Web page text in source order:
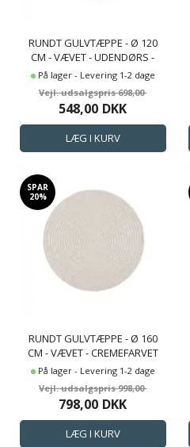
RUNDT GULVTÆPPE - Ø 120
CM - VÆVET - UDENDØRS -
KENZY - NORDSTRAND HOME
På lager - Levering 1-2 dage
698,00
548,00 DKK
SPAR
20%
RUNDT GULVTÆPPE - Ø 160
CM - VÆVET - CREMEFARVET
MED MØNSTER - TENERIFE -
NORDSTAND HOME
På lager - Levering 1-2 dage
998,00
798,00 DKK